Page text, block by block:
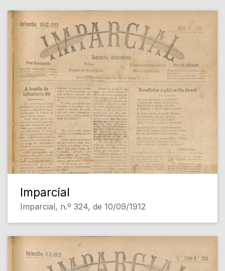
Imparcial
Imparcial, n.º 324, de 10/09/1912